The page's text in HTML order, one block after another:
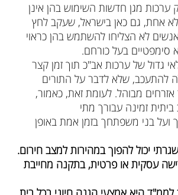
ערכות מגן חדשות השימוש בהן אינן
לא אחת, גם כאן בישראל, שעקב לחץ
לא הצליחו להשתמש בהן כראוי
סימפטיים בעל כורחם.
גדול של ערכות אב"כ תוך זמן קצר
להתעכב, שלא לדבר על התורים
אזרחים מבוהל. לעומת זאת, כאמור,
זמינה עבורך מתי
ועל בני משפתחך בזמן אמת באופן
יכול להפוך במהירות למצב חירום.
עסקית או פרטית, בתקנה מחייבת